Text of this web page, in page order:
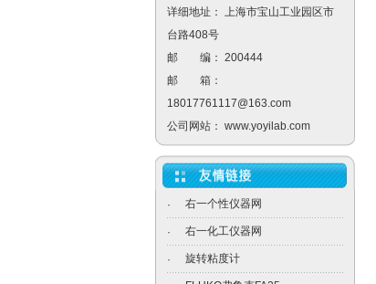
详细地址： 上海市宝山工业园区市
台路408号
邮 编： 200444
邮 箱：
18017761117@163.com
公司网站： www.yoyilab.com
· 右一个性仪器网
· 右一化工仪器网
· 旋转粘度计